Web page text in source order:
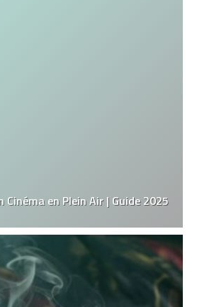
Cinéma en Plein Air | Guide 2025